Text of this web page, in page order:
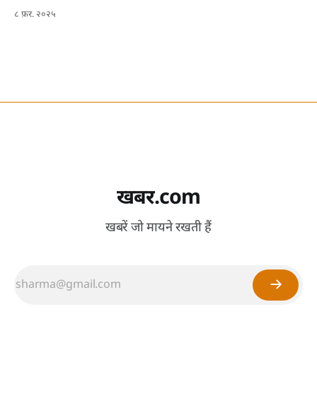
८ फ़र. २०२५
खबर.com
खबरें जो मायने रखती हैं